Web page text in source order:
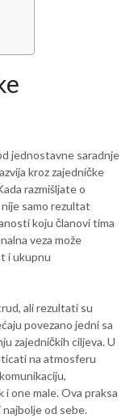
jednostavne saradnje
kroz zajedničke
razmišljate o
samo rezultat
koju članovi tima
veza može
i ukupnu
ali rezultati su
povezano jedni sa
zajedničkih ciljeva. U
na atmosferu
one male. Ova praksa
od sebe.